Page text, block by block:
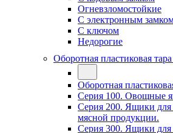
Огневзломостойкие
С электронным
С ключом
Недорогие
Оборотная пластиковая тара
Оборотная
Серия 100. Овощные
Серия 200. Ящики
мясной продукции.
Серия 300. Ящики